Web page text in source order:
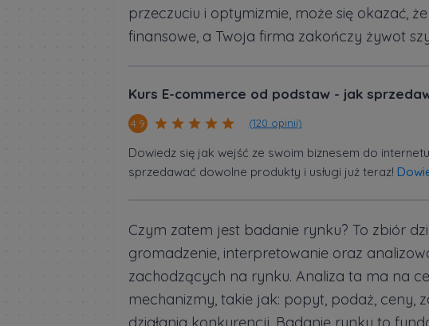
przeczuciu i optymizmie, może się okazać,
finansowe, a Twoja firma zakończy żywot
Kurs E-commerce od podstaw - jak
4.9 (120 opinii)
Dowiedz się jak wejść ze swoim biznesem do
sprzedawać dowolne produkty i usługi już teraz!
Czym zatem jest badanie rynku? To zbiór
gromadzenie, interpretowanie oraz
zachodzących na rynku. Analiza ta ma na
mechanizmy, takie jak: popyt, podaż, ceny,
działania konkurencji. Badanie rynku to